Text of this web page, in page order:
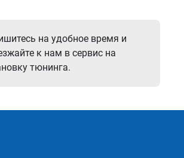
на удобное время и
к нам в сервис на
тюнинга.